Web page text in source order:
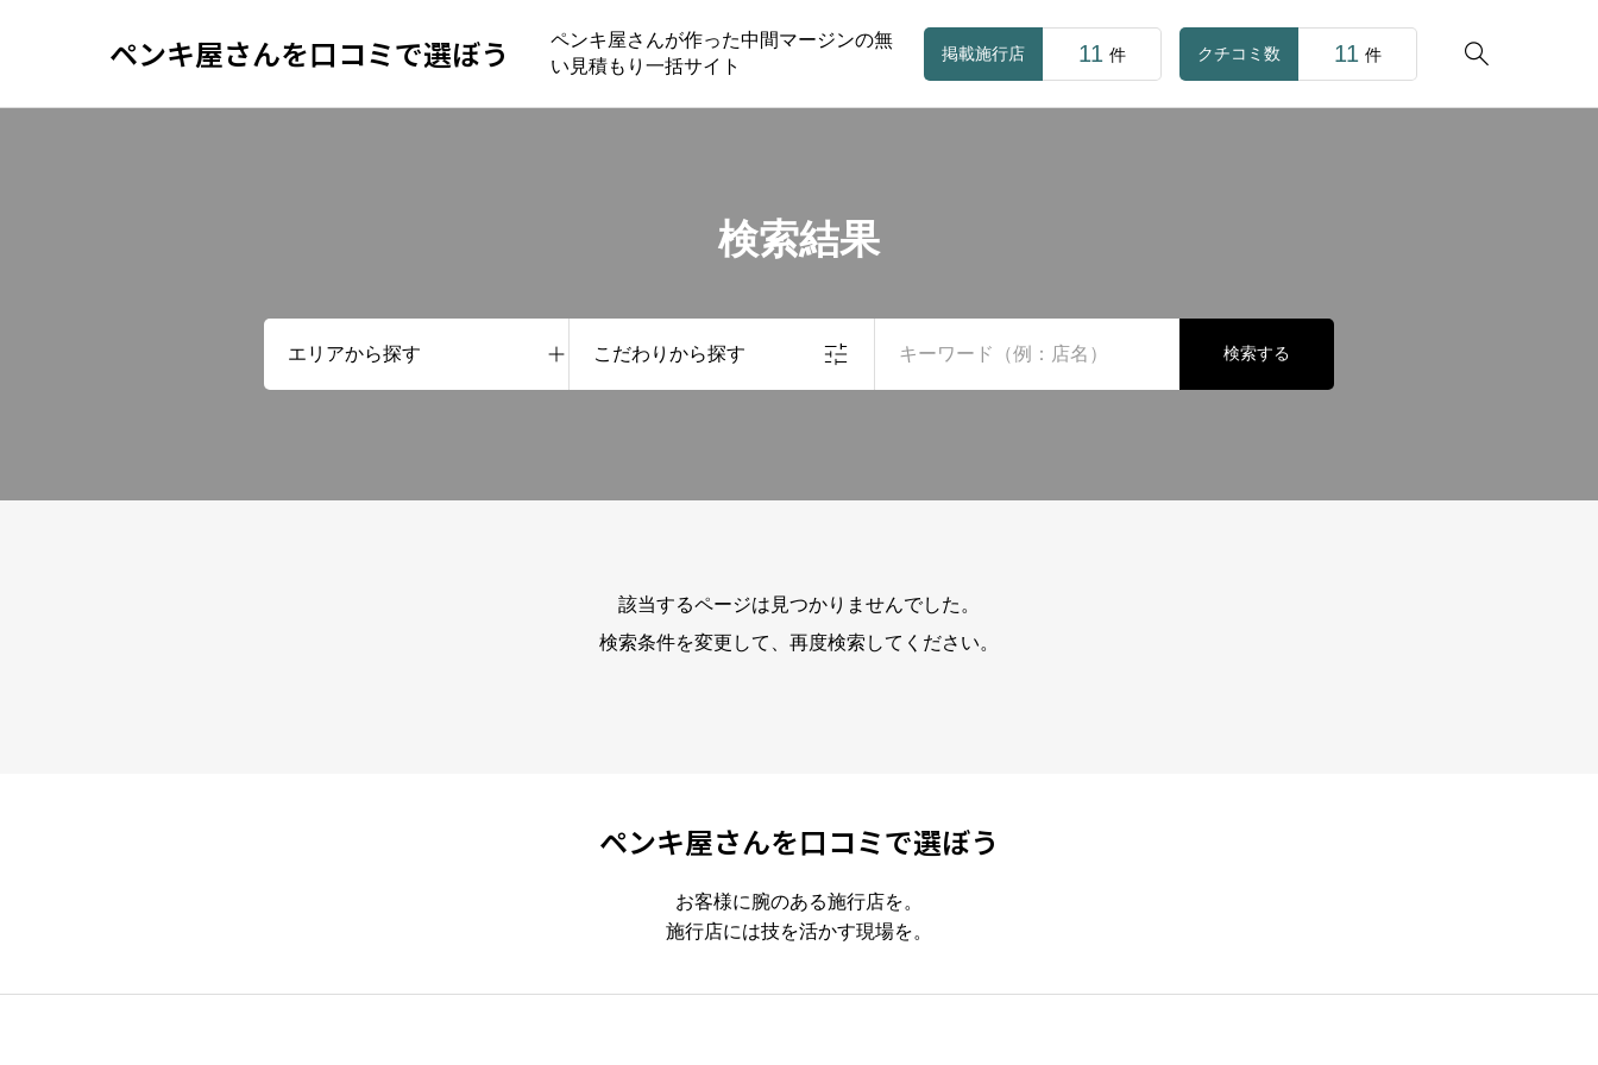
ペンキ屋さんを口コミで選ぼう
ペンキ屋さんが作った中間マージンの無
い見積もり一括サイト

掲載施行店 11 件 クチコミ数 11 件
検索結果
こだわりから探す 検索する
該当するページは見つかりませんでした。
検索条件を変更して、再度検索してください。
ペンキ屋さんを口コミで選ぼう
お客様に腕のある施行店を。
施行店には技を活かす現場を。